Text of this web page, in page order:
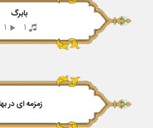
بابرگ
1
1
زمزمه ای در